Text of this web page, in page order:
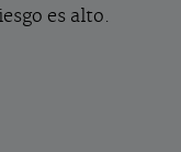
es alto.